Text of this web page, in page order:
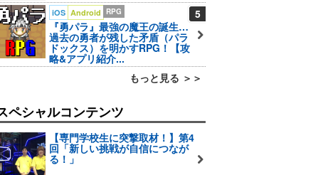
5
iOS Android RPG
『勇パラ』最強の魔王の誕生…
過去の勇者が残した矛盾（パラ
ドックス）を明かすRPG！【攻
略&アプリ紹介...
もっと見る ＞＞
ペシャルコンテンツ
【専門学校生に突撃取材！】第4
回「新しい挑戦が自信につなが
る！」